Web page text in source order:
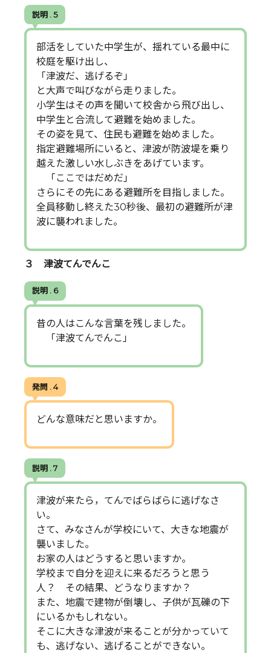
説明 . 5
部活をしていた中学生が、揺れている最中に
校庭を駆け出し、
「津波だ、逃げるぞ」
と大声で叫びながら走りました。
小学生はその声を聞いて校舎から飛び出し、
中学生と合流して避難を始めました。
その姿を見て、住民も避難を始めました。
指定避難場所にいると、津波が防波堤を乗り
越えた激しい水しぶきをあげています。
「ここではだめだ」
さらにその先にある避難所を目指しました。
全員移動し終えた30秒後、最初の避難所が津
波に襲われました。
３ 津波てんでんこ
説明 . 6
昔の人はこんな言葉を残しました。
「津波てんでんこ」
発問 . 4
どんな意味だと思いますか。
説明 . 7
津波が来たら，てんでばらばらに逃げなさ
い。
さて、みなさんが学校にいて、大きな地震が
襲いました。
お家の人はどうすると思いますか。
学校まで自分を迎えに来るだろうと思う
人？ その結果、どうなりますか？
また、地震で建物が倒壊し、子供が瓦礫の下
にいるかもしれない。
そこに大きな津波が来ることが分かっていて
も、逃げない、逃げることができない。